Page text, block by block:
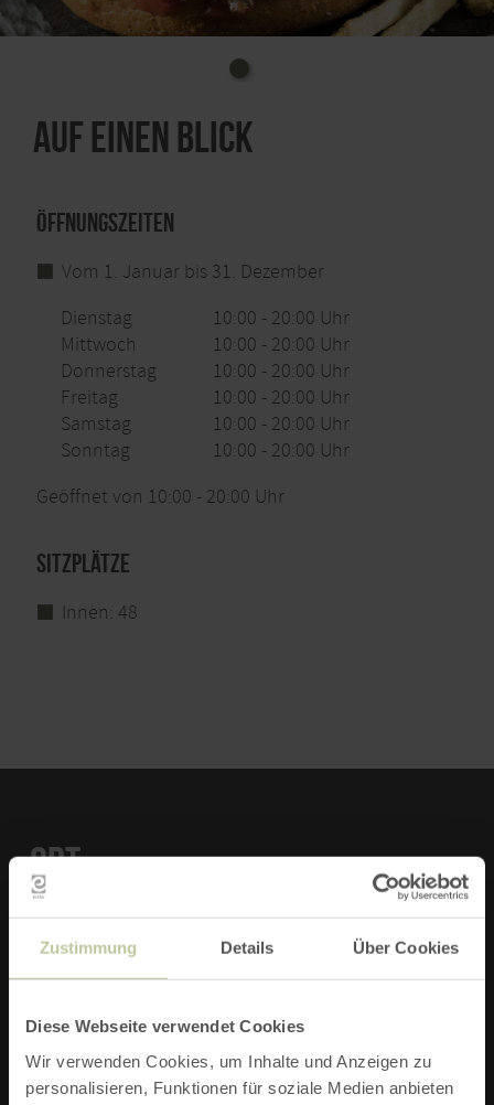
Zustimmung Details Über Cookies
Diese Webseite verwendet Cookies
Wir verwenden Cookies, um Inhalte und Anzeigen zu
personalisieren, Funktionen für soziale Medien anbieten
Auf einen Blick
Öffnungszeiten
Vom 1. Januar bis 31. Dezember
Dienstag
10:00 - 20:00 Uhr
Mittwoch
10:00 - 20:00 Uhr
Donnerstag
10:00 - 20:00 Uhr
Freitag
10:00 - 20:00 Uhr
Samstag
10:00 - 20:00 Uhr
Sonntag
10:00 - 20:00 Uhr
Geöffnet von 10:00 - 20:00 Uhr
Sitzplätze
Innen: 48
ORT
Reuth
KONTAKT